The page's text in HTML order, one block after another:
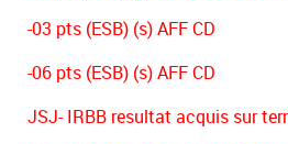
-03 pts (ESB) (s) AFF CD
-06 pts (ESB) (s) AFF CD
JSJ- IRBB resultat acquis sur